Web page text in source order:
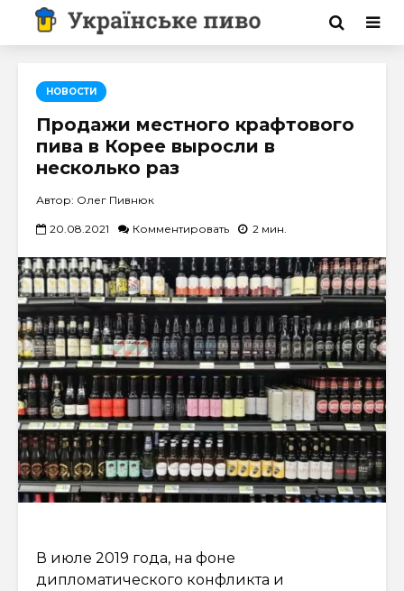
НОВОСТИ
Продажи местного крафтового
пива в Корее выросли в
несколько раз
Автор: Олег Пивнюк
20.08.2021 Комментировать 2 мин.
В июле 2019 года, на фоне
дипломатического конфликта и